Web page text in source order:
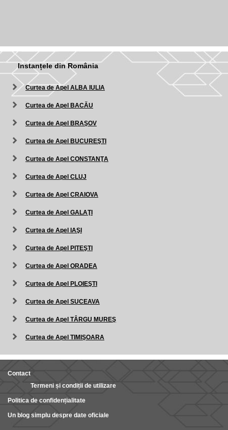
Instanțele din România
Curtea de Apel ALBA IULIA
Curtea de Apel BACĂU
Curtea de Apel BRAŞOV
Curtea de Apel BUCUREŞTI
Curtea de Apel CONSTANŢA
Curtea de Apel CLUJ
Curtea de Apel CRAIOVA
Curtea de Apel GALAŢI
Curtea de Apel IAŞI
Curtea de Apel PITEŞTI
Curtea de Apel ORADEA
Curtea de Apel PLOIEŞTI
Curtea de Apel SUCEAVA
Curtea de Apel TÂRGU MUREŞ
Curtea de Apel TIMIŞOARA
Contact
Termeni și condiții de utilizare
Politica de confidențialitate
Un blog simplu despre date oficiale